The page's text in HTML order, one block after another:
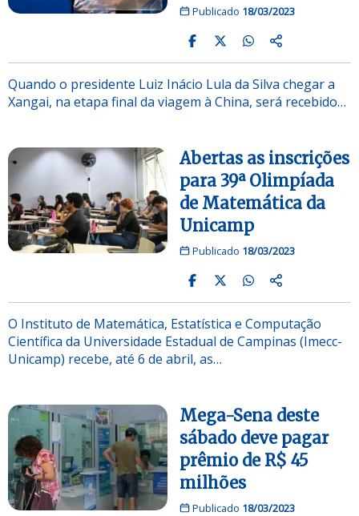
Publicado 18/03/2023
Quando o presidente Luiz Inácio Lula da Silva chegar a
Xangai, na etapa final da viagem à China, será recebido…
Abertas as inscrições
para 39ª Olimpíada
de Matemática da
Unicamp
Publicado 18/03/2023
O Instituto de Matemática, Estatística e Computação
Científica da Universidade Estadual de Campinas (Imecc-
Unicamp) recebe, até 6 de abril, as…
Mega-Sena deste
sábado deve pagar
prêmio de R$ 45
milhões
Publicado 18/03/2023